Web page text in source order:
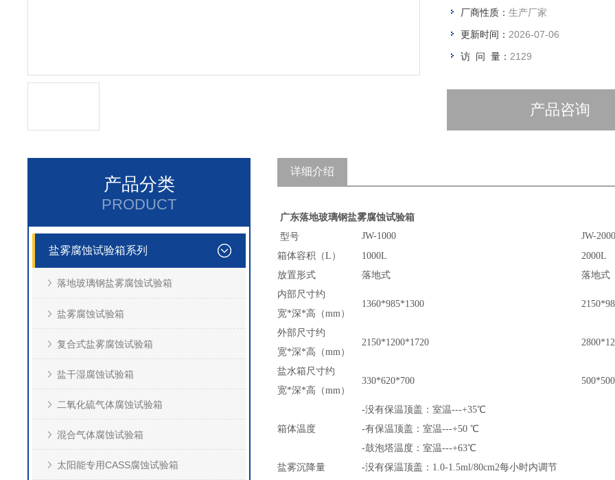
厂商性质： 生产厂家
更新时间： 2026-07-06
访 问 量： 2129
产品咨询
产品分类
PRODUCT
盐雾腐蚀试验箱系列
落地玻璃钢盐雾腐蚀试验箱
盐雾腐蚀试验箱
复合式盐雾腐蚀试验箱
盐干湿腐蚀试验箱
二氧化硫气体腐蚀试验箱
混合气体腐蚀试验箱
太阳能专用CASS腐蚀试验箱
详细介绍
广东落地玻璃钢盐雾腐蚀试验箱
型号 JW-1000
JW-2000
箱体容积（L）
1000L
2000L
放置形式
落地式
落地式
内部尺寸约
宽*深*高（mm）
1360*985*1300
外部尺寸约
宽*深*高（mm）
2150*1200*1720
盐水箱尺寸约
宽*深*高（mm）
330*620*700
箱体温度
-没有保温顶盖：室温---+35℃
-有保温顶盖：室温---+50 ℃
-鼓泡塔温度：室温---+63℃
盐雾沉降量
-没有保温顶盖：1.0-1.5ml/80cm2每小时内调节